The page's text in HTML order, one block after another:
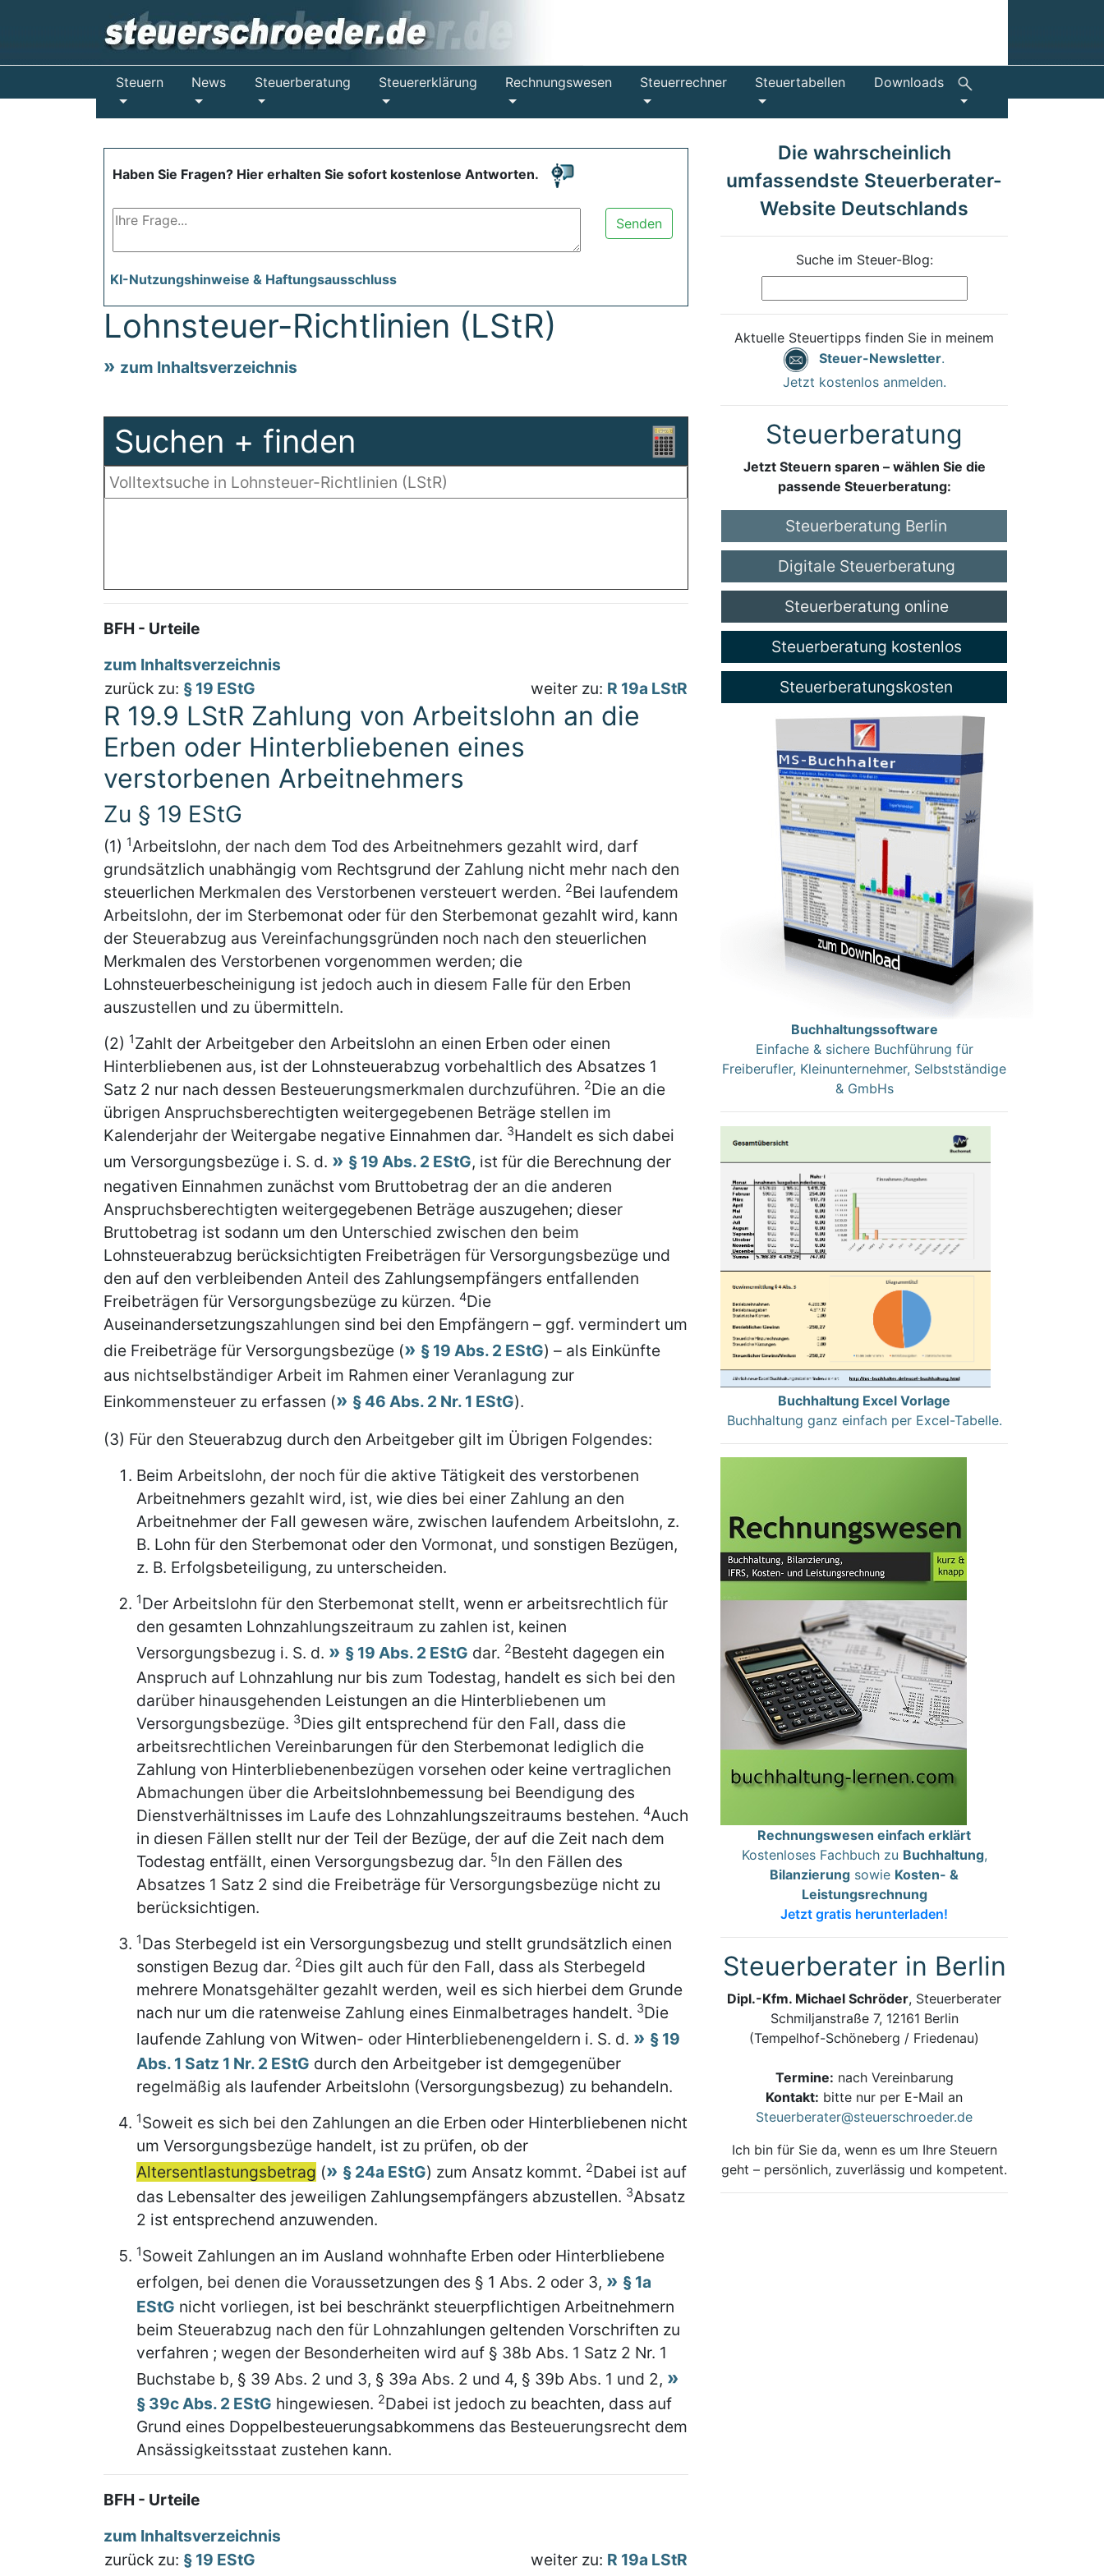
Steuern News Steuerberatung Steuererklärung Rechnungswesen Steuerrechner Steuertabellen Downloads
Haben Sie Fragen? Hier erhalten Sie sofort kostenlose Antworten.
Senden
KI-Nutzungshinweise & Haftungsausschluss
Lohnsteuer-Richtlinien (LStR)
zum Inhaltsverzeichnis
Suchen + finden
BFH - Urteile
zum Inhaltsverzeichnis
zurück zu: § 19 EStG weiter zu: R 19a LStR
R 19.9 LStR Zahlung von Arbeitslohn an die
Erben oder Hinterbliebenen eines
verstorbenen Arbeitnehmers
Zu § 19 EStG
(1) 1Arbeitslohn, der nach dem Tod des Arbeitnehmers gezahlt wird, darf
grundsätzlich unabhängig vom Rechtsgrund der Zahlung nicht mehr nach den
steuerlichen Merkmalen des Verstorbenen versteuert werden. 2Bei laufendem
Arbeitslohn, der im Sterbemonat oder für den Sterbemonat gezahlt wird, kann
der Steuerabzug aus Vereinfachungsgründen noch nach den steuerlichen
Merkmalen des Verstorbenen vorgenommen werden; die
Lohnsteuerbescheinigung ist jedoch auch in diesem Falle für den Erben
auszustellen und zu übermitteln.
(2) 1Zahlt der Arbeitgeber den Arbeitslohn an einen Erben oder einen
Hinterbliebenen aus, ist der Lohnsteuerabzug vorbehaltlich des Absatzes 1
Satz 2 nur nach dessen Besteuerungsmerkmalen durchzuführen. 2Die an die
übrigen Anspruchsberechtigten weitergegebenen Beträge stellen im
Kalenderjahr der Weitergabe negative Einnahmen dar. 3Handelt es sich dabei
um Versorgungsbezüge i. S. d.
§ 19 Abs. 2 EStG, ist für die Berechnung der
negativen Einnahmen zunächst vom Bruttobetrag der an die anderen
Anspruchsberechtigten weitergegebenen Beträge auszugehen; dieser
Bruttobetrag ist sodann um den Unterschied zwischen den beim
Lohnsteuerabzug berücksichtigten Freibeträgen für Versorgungsbezüge und
den auf den verbleibenden Anteil des Zahlungsempfängers entfallenden
Freibeträgen für Versorgungsbezüge zu kürzen. 4Die
Auseinandersetzungszahlungen sind bei den Empfängern – ggf. vermindert um
die Freibeträge für Versorgungsbezüge (
§ 19 Abs. 2 EStG) – als Einkünfte
aus nichtselbständiger Arbeit im Rahmen einer Veranlagung zur
Einkommensteuer zu erfassen (
§ 46 Abs. 2 Nr. 1 EStG).
(3) Für den Steuerabzug durch den Arbeitgeber gilt im Übrigen Folgendes:
Beim Arbeitslohn, der noch für die aktive Tätigkeit des verstorbenen
Arbeitnehmers gezahlt wird, ist, wie dies bei einer Zahlung an den
Arbeitnehmer der Fall gewesen wäre, zwischen laufendem Arbeitslohn, z.
B. Lohn für den Sterbemonat oder den Vormonat, und sonstigen Bezügen,
z. B. Erfolgsbeteiligung, zu unterscheiden.
1Der Arbeitslohn für den Sterbemonat stellt, wenn er arbeitsrechtlich für
den gesamten Lohnzahlungszeitraum zu zahlen ist, keinen
Versorgungsbezug i. S. d.
§ 19 Abs. 2 EStG dar. 2Besteht dagegen ein
Anspruch auf Lohnzahlung nur bis zum Todestag, handelt es sich bei den
darüber hinausgehenden Leistungen an die Hinterbliebenen um
Versorgungsbezüge. 3Dies gilt entsprechend für den Fall, dass die
arbeitsrechtlichen Vereinbarungen für den Sterbemonat lediglich die
Zahlung von Hinterbliebenenbezügen vorsehen oder keine vertraglichen
Abmachungen über die Arbeitslohnbemessung bei Beendigung des
Dienstverhältnisses im Laufe des Lohnzahlungszeitraums bestehen. 4Auch
in diesen Fällen stellt nur der Teil der Bezüge, der auf die Zeit nach dem
Todestag entfällt, einen Versorgungsbezug dar. 5In den Fällen des
Absatzes 1 Satz 2 sind die Freibeträge für Versorgungsbezüge nicht zu
berücksichtigen.
1Das Sterbegeld ist ein Versorgungsbezug und stellt grundsätzlich einen
sonstigen Bezug dar. 2Dies gilt auch für den Fall, dass als Sterbegeld
mehrere Monatsgehälter gezahlt werden, weil es sich hierbei dem Grunde
nach nur um die ratenweise Zahlung eines Einmalbetrages handelt. 3Die
laufende Zahlung von Witwen- oder Hinterbliebenengeldern i. S. d.
§ 19
Abs. 1 Satz 1 Nr. 2 EStG durch den Arbeitgeber ist demgegenüber
regelmäßig als laufender Arbeitslohn (Versorgungsbezug) zu behandeln.
1Soweit es sich bei den Zahlungen an die Erben oder Hinterbliebenen nicht
um Versorgungsbezüge handelt, ist zu prüfen, ob der
Altersentlastungsbetrag ( § 24a EStG) zum Ansatz kommt. 2Dabei ist auf
das Lebensalter des jeweiligen Zahlungsempfängers abzustellen. 3Absatz
2 ist entsprechend anzuwenden.
1Soweit Zahlungen an im Ausland wohnhafte Erben oder Hinterbliebene
erfolgen, bei denen die Voraussetzungen des § 1 Abs. 2 oder 3,
§ 1a
EStG nicht vorliegen, ist bei beschränkt steuerpflichtigen Arbeitnehmern
beim Steuerabzug nach den für Lohnzahlungen geltenden Vorschriften zu
verfahren ; wegen der Besonderheiten wird auf § 38b Abs. 1 Satz 2 Nr. 1
Buchstabe b, § 39 Abs. 2 und 3, § 39a Abs. 2 und 4, § 39b Abs. 1 und 2,
§ 39c Abs. 2 EStG hingewiesen. 2Dabei ist jedoch zu beachten, dass auf
Grund eines Doppelbesteuerungsabkommens das Besteuerungsrecht dem
Ansässigkeitsstaat zustehen kann.
BFH - Urteile
zum Inhaltsverzeichnis
zurück zu: § 19 EStG weiter zu: R 19a LStR
Die wahrscheinlich
umfassendste Steuerberater-
Website Deutschlands
Suche im Steuer-Blog:
Aktuelle Steuertipps finden Sie in meinem
Steuer-Newsletter.
Jetzt kostenlos anmelden.
Steuerberatung
Jetzt Steuern sparen – wählen Sie die
passende Steuerberatung:
Steuerberatung Berlin
Digitale Steuerberatung
Steuerberatung online
Steuerberatung kostenlos
Steuerberatungskosten
Buchhaltungssoftware
Einfache & sichere Buchführung für
Freiberufler, Kleinunternehmer, Selbstständige
& GmbHs
Buchhaltung Excel Vorlage
Buchhaltung ganz einfach per Excel-Tabelle.
Rechnungswesen einfach erklärt
Kostenloses Fachbuch zu Buchhaltung,
Bilanzierung sowie Kosten- &
Leistungsrechnung
Jetzt gratis herunterladen!
Steuerberater in Berlin
Dipl.-Kfm. Michael Schröder, Steuerberater
Schmiljanstraße 7, 12161 Berlin
(Tempelhof-Schöneberg / Friedenau)
Termine: nach Vereinbarung
Kontakt: bitte nur per E-Mail an
Steuerberater@steuerschroeder.de
Ich bin für Sie da, wenn es um Ihre Steuern
geht – persönlich, zuverlässig und kompetent.